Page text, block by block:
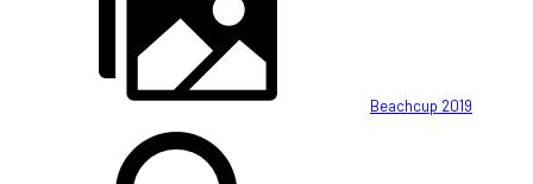
Beachcup 2019